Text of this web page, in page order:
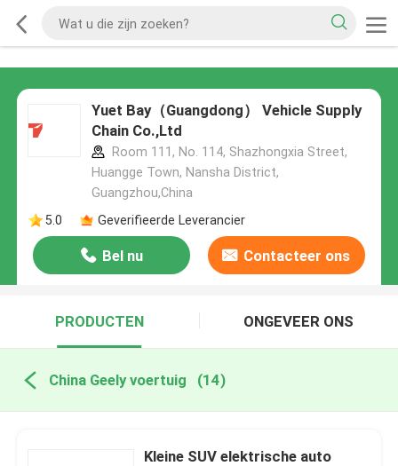
Yuet Bay（Guangdong） Vehicle Supply
Chain Co.,Ltd
Room 111, No. 114, Shazhongxia Street,
Huangge Town, Nansha District,
Guangzhou,China
5.0
Geverifieerde Leverancier
Bel nu Contacteer ons
PRODUCTEN ONGEVEER ONS
China Geely voertuig (14)
Kleine SUV elektrische auto